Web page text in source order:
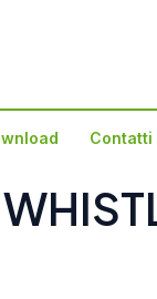
Contatti